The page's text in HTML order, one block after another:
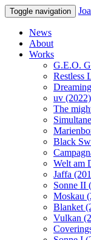
Toggle navigation
News
About
Works
G.E.O.
Restless
uv (2022)
The
Black
Welt am
Jaffa
Sonne II
Moskau
Blanket
Vulkan